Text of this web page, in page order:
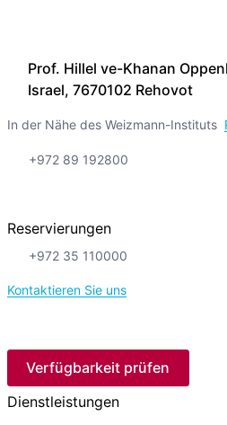
Prof. Hillel ve-Khanan
Israel, 7670102 Rehovot
In der Nähe des Weizmann-Instituts
+972 89 192800
Reservierungen
+972 35 110000
Kontaktieren Sie uns
Verfügbarkeit prüfen
Dienstleistungen